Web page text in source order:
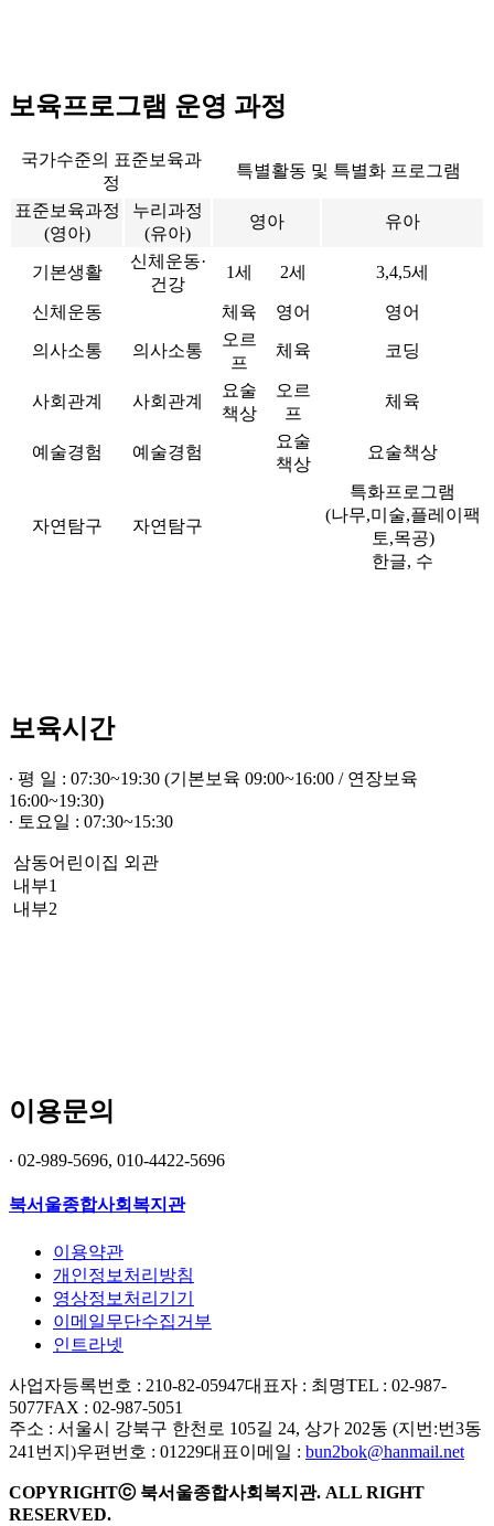
보육프로그램 운영 과정
국가수준의 표준보육과
정
특별활동 및 특별화 프로그램
표준보육과정
(영아)
누리과정
(유아)
영아 유아
기본생활
신체운동·
건강
1세 2세 3,4,5세
신체운동 체육 영어 영어
의사소통 의사소통
오르
프
체육 코딩
사회관계 사회관계
요술
책상
오르
프
체육
예술경험 예술경험
요술
책상
요술책상
자연탐구 자연탐구
특화프로그램
(나무,미술,플레이팩
토,목공)
한글, 수
보육시간
∙ 평 일 : 07:30~19:30 (기본보육 09:00~16:00 / 연장보육
16:00~19:30)
∙ 토요일 : 07:30~15:30
삼동어린이집 외관
내부1
내부2
이용문의
∙ 02-989-5696, 010-4422-5696
북서울종합사회복지관
이용약관
개인정보처리방침
영상정보처리기기
이메일무단수집거부
인트라넷
사업자등록번호 : 210-82-05947대표자 : 최명TEL : 02-987-
5077FAX : 02-987-5051
주소 : 서울시 강북구 한천로 105길 24, 상가 202동 (지번:번3동
241번지)우편번호 : 01229대표이메일 : bun2bok@hanmail.net
COPYRIGHTⓒ 북서울종합사회복지관. ALL RIGHT
RESERVED.